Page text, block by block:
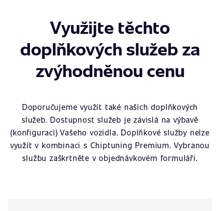
Využijte těchto
doplňkových služeb za
zvýhodněnou cenu
Doporučujeme využít také našich doplňkových
služeb. Dostupnost služeb je závislá na výbavě
(konfiguraci) Vašeho vozidla. Doplňkové služby nelze
využít v kombinaci s Chiptuning Premium. Vybranou
službu zaškrtněte v objednávkovém formuláři.